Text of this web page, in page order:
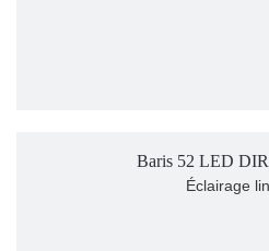
Baris 52 LED
Éclairage